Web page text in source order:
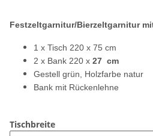
Festzeltgarnitur/Bierzeltgarnitur
1 x Tisch 220 x 75 cm
2 x Bank 220 x 27 cm
Gestell grün, Holzfarbe natur
Bank mit Rückenlehne
Tischbreite